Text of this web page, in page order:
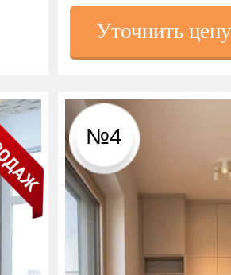
Уточнить цену
№4